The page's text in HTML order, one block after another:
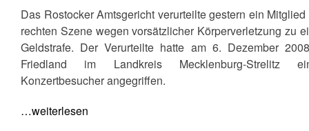
Das Rostocker Amtsgericht verurteilte gestern ein Mitglied
rechten Szene wegen vorsätzlicher Körperverletzung zu
Geldstrafe. Der Verurteilte hatte am 6. Dezember
Friedland im Landkreis Mecklenburg-Strelitz
Konzertbesucher angegriffen.
…weiterlesen